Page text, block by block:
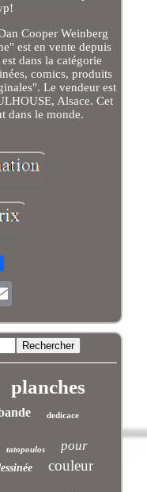
Cooper Weinberg
est en vente depuis
dans la catégorie
comics, produits
Le vendeur est
Alsace. Cet
dans le monde.
planches
dedicace
tatopoulos pour
couleur